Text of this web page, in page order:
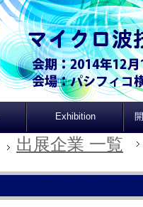
Exhibition
出展企業 一覧